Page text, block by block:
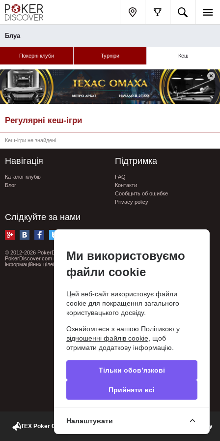
Блуа
Покерні клуби Турніри Кеш
Регулярні кеш-ігри
Кеш-ігри не знайдені
Навігація
Каталог клубів
Блог
Підтримка
FAQ
Контакти
Сообщить об ошибке
Privacy policy
Слідкуйте за нами
© 2012-2026 PokerDiscover.com. Всі права захищені.
PokerDiscover.com не є організатором ігор. Сайт призначений виключно для
інформаційних цілей. 18+
| ΟΦΙΤΕΧ Poker Clubs | Cash games & Tournamnets from 16.00 every day
Ми використовуємо
файли cookie
Цей веб-сайт використовує файли
cookie для покращення загального
користувацького досвіду.
Ознайомтеся з нашою Політикою у
відношенні файлів cookie, щоб
отримати додаткову інформацію.
Тільки обов’язкові
Прийняти всі
Налаштувати